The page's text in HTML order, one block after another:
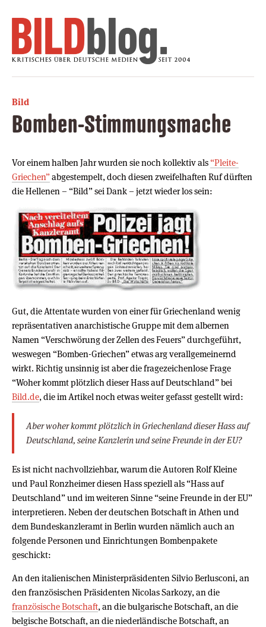
Bild
Bomben-Stimmungsmache
Vor einem halben Jahr wurden sie noch kollektiv als “Pleite-
Griechen”abgestempelt, doch diesen zweifelhaften Ruf dürften
die Hellenen – “Bild” sei Dank – jetzt wieder los sein:
Gut, die Attentate wurden von einer für Griechenland wenig
repräsentativen anarchistische Gruppe mit dem albernen
Namen “Verschwörung der Zellen des Feuers” durchgeführt,
weswegen “Bomben-Griechen” etwas arg verallgemeinernd
wirkt. Richtig unsinnig ist aber die fragezeichenlose Frage
“Woher kommt plötzlich dieser Hass auf Deutschland” bei
Bild.de, die im Artikel noch etwas weiter gefasst gestellt wird:
Aber woher kommt plötzlich in Griechenland dieser Hass auf
Deutschland, seine Kanzlerin und seine Freunde in der EU?
Es ist nicht nachvollziehbar, warum die Autoren Rolf Kleine
und Paul Ronzheimer diesen Hass speziell als “Hass auf
Deutschland” und im weiteren Sinne “seine Freunde in der EU”
interpretieren. Neben der deutschen Botschaft in Athen und
dem Bundeskanzleramt in Berlin wurden nämlich auch an
folgende Personen und Einrichtungen Bombenpakete
geschickt:
An den italienischen Ministerpräsidenten Silvio Berlusconi, an
den französischen Präsidenten Nicolas Sarkozy, an die
französische Botschaft, an die bulgarische Botschaft, an die
belgische Botschaft, an die niederländische Botschaft, an